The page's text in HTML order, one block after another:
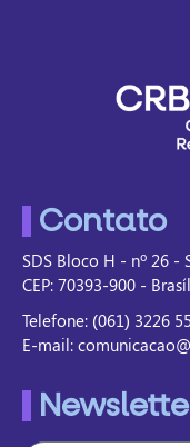
Contato
SDS Bloco H - nº 26 -
CEP: 70393-900 -
Telefone: (061) 3226
E-mail: